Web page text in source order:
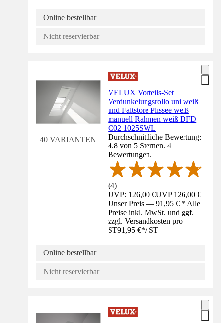
Online bestellbar
Nicht reservierbar
40 VARIANTEN
VELUX Vorteils-Set
Verdunkelungsrollo uni weiß
und Faltstore Plissee weiß
manuell Rahmen weiß DFD
C02 1025SWL
Durchschnittliche Bewertung:
4.8 von 5 Sternen. 4
Bewertungen.
(4)
UVP: 126,00 €UVP126,00 €
Unser Preis — 91,95 € * Alle
Preise inkl. MwSt. und ggf.
zzgl. Versandkosten pro
ST91,95 €*/ ST
Online bestellbar
Nicht reservierbar